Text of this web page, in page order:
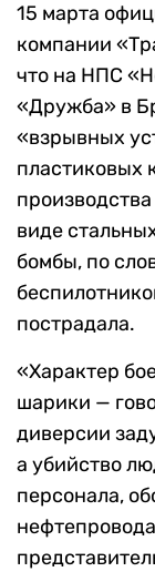
15 марта
компании
что на НПС
«Дружба» в
«взрывных
пластиковых
виде
бомбы, по
пострадала.
«Характер
шарики —
диверсии
а убийство
персонала,